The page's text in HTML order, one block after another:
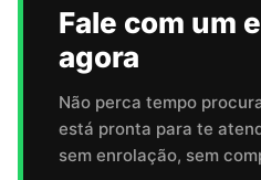
Fale com um
agora
Não perca tempo
está pronta para te
sem enrolação, sem